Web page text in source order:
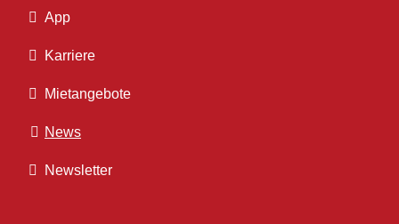
App
Karriere
Mietangebote
News
Newsletter